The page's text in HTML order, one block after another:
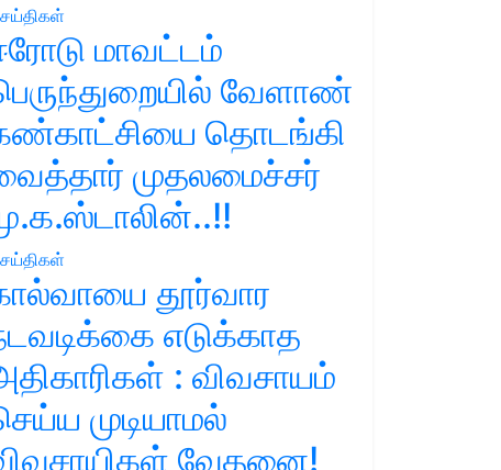
மாவட்டம்
வேளாண்
தொடங்கி
முதலமைச்சர்
தூர்வார
எடுக்காத
: விவசாயம்
முடியாமல்
வேதனை!